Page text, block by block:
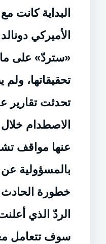
البداية كانت
الأميركي
«ستردّ» على
تحقيقاتها،
تحدثت تقارير
الاصطدام
عنها مواقف
بالمسؤولية
خطورة الحادث
الردّ الذي
سوف تتعامل